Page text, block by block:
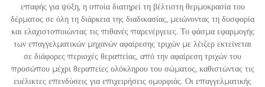
επαφής για ψύξη, η οποία διατηρεί τη βέλτιστη θερμοκρασία του
δέρματος σε όλη τη διάρκεια της διαδικασίας, μειώνοντας τη δυσφορία
και ελαχιστοποιώντας τις πιθανές παρενέργειες. Το φάσμα εφαρμογής
των επαγγελματικών μηχανών αφαίρεσης τριχών με λέιζερ εκτείνεται
σε διάφορες περιοχές θεραπείας, από την αφαίρεση τριχών του
προσώπου μέχρι θεραπείες ολόκληρου του σώματος, καθιστώντας τις
ευέλικτες επενδύσεις για επιχειρήσεις ομορφιάς. Οι επαγγελματικής